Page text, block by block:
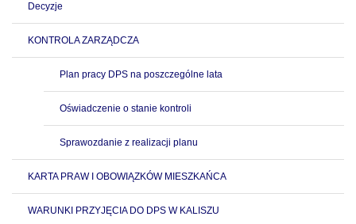
Decyzje
KONTROLA ZARZĄDCZA
Plan pracy DPS na poszczególne lata
Oświadczenie o stanie kontroli
Sprawozdanie z realizacji planu
KARTA PRAW I OBOWIĄZKÓW MIESZKAŃCA
WARUNKI PRZYJĘCIA DO DPS W KALISZU